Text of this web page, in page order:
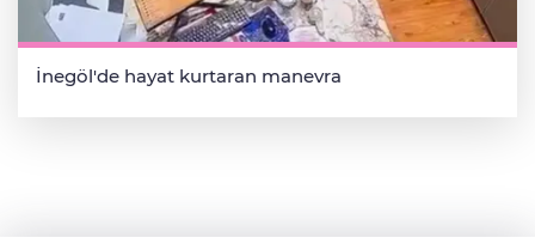
İnegöl'de hayat kurtaran manevra